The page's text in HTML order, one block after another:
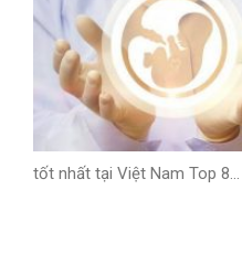
tốt nhất tại Việt Nam Top 8...